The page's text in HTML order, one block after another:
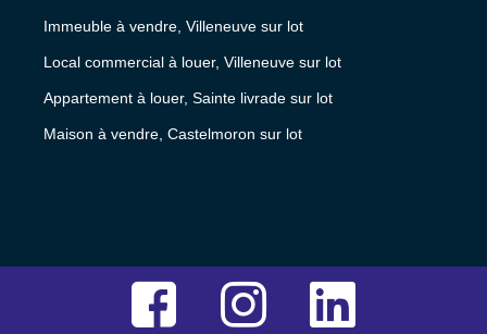
Immeuble à vendre, Villeneuve sur lot
Local commercial à louer, Villeneuve sur lot
Appartement à louer, Sainte livrade sur lot
Maison à vendre, Castelmoron sur lot